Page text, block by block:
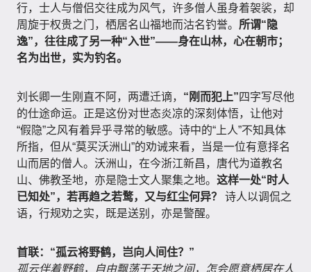
行，士人与僧侣交往成为风气，许多僧人虽身着袈裟，却
周旋于权贵之门，栖居名山福地而沽名钓誉。 所谓“隐
逸”，往往成了另一种“入世”——身在山林，心在朝市；
名为出世，实为钓名。
刘长卿一生刚直不阿，两遭迁谪， “刚而犯上”四字写尽他
的仕途命运。正是这份对世态炎凉的深刻体悟，让他对
“假隐”之风有着异乎寻常的敏感。诗中的“上人”不知具体
所指，但从“莫买沃洲山”的劝诫来看，当是一位有意择名
山而居的僧人。沃洲山，在今浙江新昌，唐代为道教名
山、佛教圣地，亦是隐士文人聚集之地。 这样一处“时人
已知处”，若再趋之若鹜，又与红尘何异？
诗人以调侃之
语，行规劝之实，既是送别，亦是警醒。
首联：“孤云将野鹤，岂向人间住？”
孤云伴着野鹤，自由飘荡于天地之间，怎会愿意栖居在人